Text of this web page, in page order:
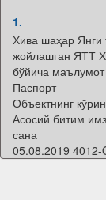
1.
Хива шаҳар
жойлашган ЯТТ
бўйича маълумот
Паспорт
Объектнинг
Асосий битим
сана
05.08.2019 4012-